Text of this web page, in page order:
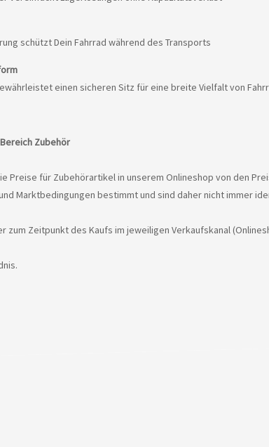
schützt Dein Fahrrad während des Transports
einen sicheren Sitz für eine breite Vielfalt von
Zubehör
Preise für Zubehörartikel in unserem Onlineshop von den
Marktbedingungen bestimmt und sind daher nicht immer
zum Zeitpunkt des Kaufs im jeweiligen Verkaufskanal